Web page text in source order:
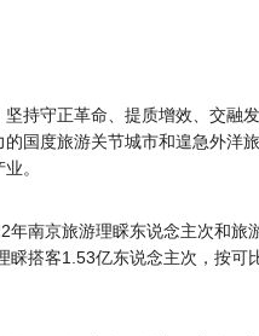
持守正革命、提质增效、交融
国度旅游关节城市和遑急外洋
。
南京旅游理睬东说念主次和
搭客1.53亿东说念主次，按